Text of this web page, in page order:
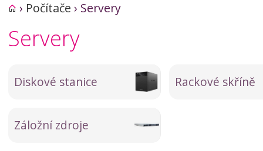
› Počítače › Servery
Servery
Diskové stanice Rackové skříně
Záložní zdroje